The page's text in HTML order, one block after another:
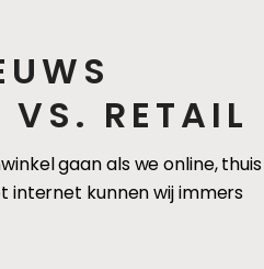
VS. RETAIL
gaan als we online,
internet kunnen wij immers